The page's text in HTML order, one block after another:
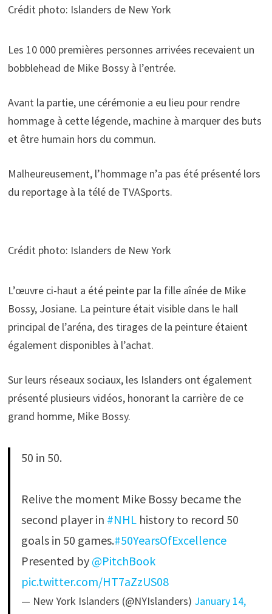
Crédit photo: Islanders de New York
Les 10 000 premières personnes arrivées recevaient un
bobblehead de Mike Bossy à l’entrée.
Avant la partie, une cérémonie a eu lieu pour rendre
hommage à cette légende, machine à marquer des buts
et être humain hors du commun.
Malheureusement, l’hommage n’a pas été présenté lors
du reportage à la télé de TVASports.
Crédit photo: Islanders de New York
L’œuvre ci-haut a été peinte par la fille aînée de Mike
Bossy, Josiane. La peinture était visible dans le hall
principal de l’aréna, des tirages de la peinture étaient
également disponibles à l’achat.
Sur leurs réseaux sociaux, les Islanders ont également
présenté plusieurs vidéos, honorant la carrière de ce
grand homme, Mike Bossy.
50 in 50.
Relive the moment Mike Bossy became the
second player in #NHLhistory to record 50
goals in 50 games.#50YearsOfExcellence
Presented by @PitchBook
pic.twitter.com/HT7aZzUS08
— New York Islanders (@NYIslanders) January 14,